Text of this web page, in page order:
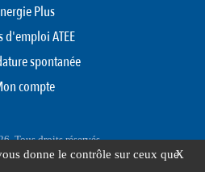
Plus
d'emploi ATEE
spontanée
compte
Tous droits réservés
Plan du site
X
donne le contrôle sur ceux que